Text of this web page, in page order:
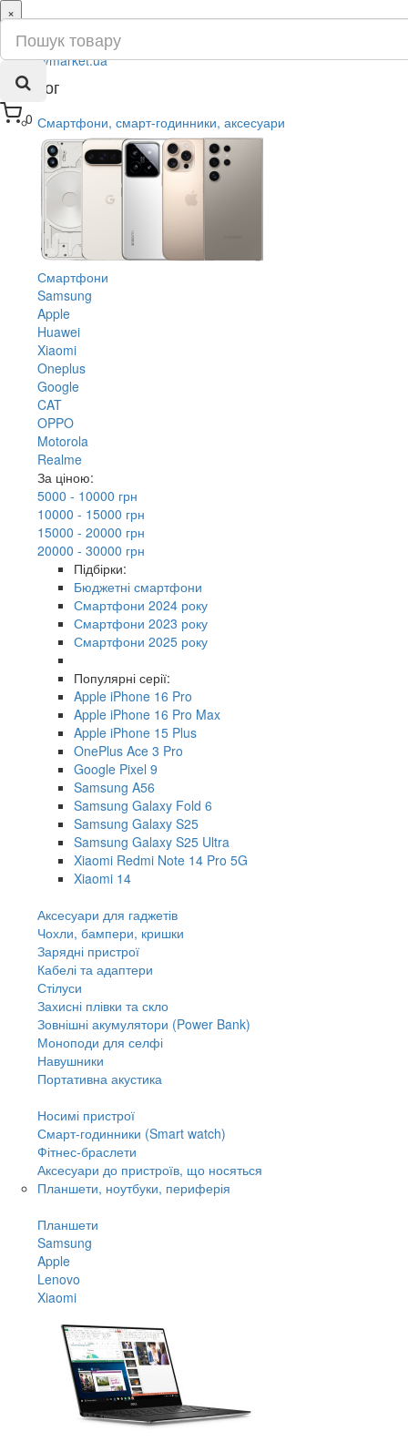
0
×
ru
ua
Каталог
Смартфони, смарт-годинники, аксесуари
Смартфони
Samsung
Apple
Huawei
Xiaomi
Oneplus
Google
CAT
OPPO
Motorola
Realme
За ціною:
5000 - 10000 грн
10000 - 15000 грн
15000 - 20000 грн
20000 - 30000 грн
Підбірки:
Бюджетні смартфони
Смартфони 2024 року
Смартфони 2023 року
Смартфони 2025 року
Популярні серії:
Apple iPhone 16 Pro
Apple iPhone 16 Pro Max
Apple iPhone 15 Plus
OnePlus Ace 3 Pro
Google Pixel 9
Samsung A56
Samsung Galaxy Fold 6
Samsung Galaxy S25
Samsung Galaxy S25 Ultra
Xiaomi Redmi Note 14 Pro 5G
Xiaomi 14
Аксесуари для гаджетів
Чохли, бампери, кришки
Зарядні пристрої
Кабелі та адаптери
Стілуси
Захисні плівки та скло
Зовнішні акумулятори (Power Bank)
Моноподи для селфі
Навушники
Портативна акустика
Носимі пристрої
Смарт-годинники (Smart watch)
Фітнес-браслети
Аксесуари до пристроїв, що носяться
Планшети, ноутбуки, периферія
Планшети
Samsung
Apple
Lenovo
Xiaomi